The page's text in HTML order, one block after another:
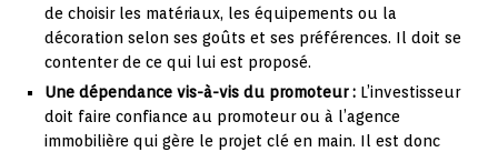
de choisir les matériaux, les équipements ou la
décoration selon ses goûts et ses préférences. Il doit se
contenter de ce qui lui est proposé.
Une dépendance vis-à-vis du promoteur : L’investisseur
doit faire confiance au promoteur ou à l’agence
immobilière qui gère le projet clé en main. Il est donc